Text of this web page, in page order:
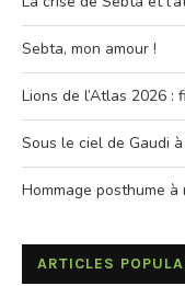
Sebta, mon amour !
Lions de l’Atlas 2026 :
Sous le ciel de Gaudi
Hommage posthume
ARTICLES